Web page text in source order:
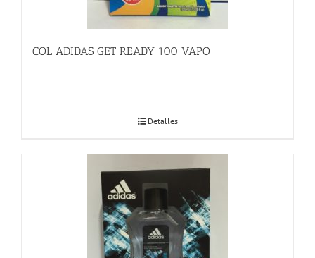
COL ADIDAS GET READY 100 VAPO
Detalles